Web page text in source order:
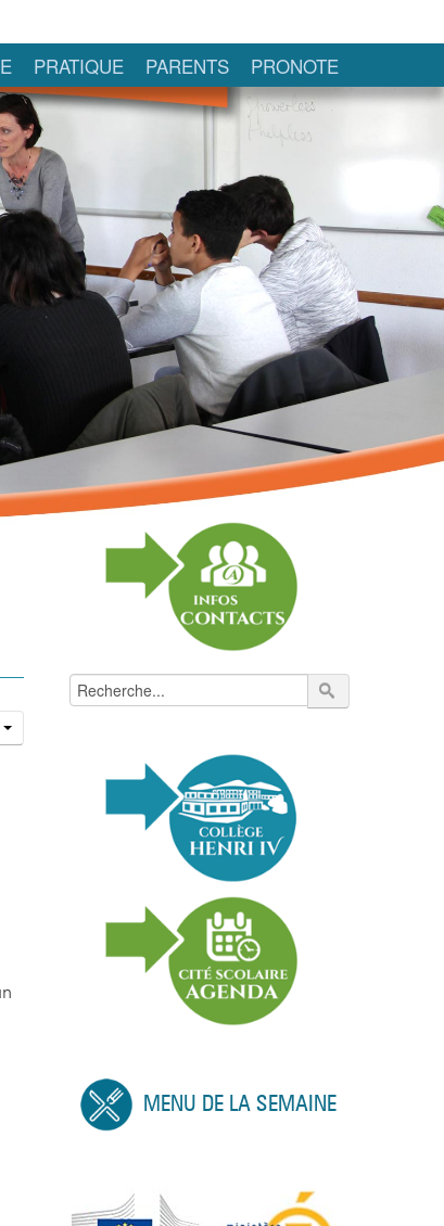
PRATIQUE PARENTS PRONOTE
MENU DE LA SEMAINE